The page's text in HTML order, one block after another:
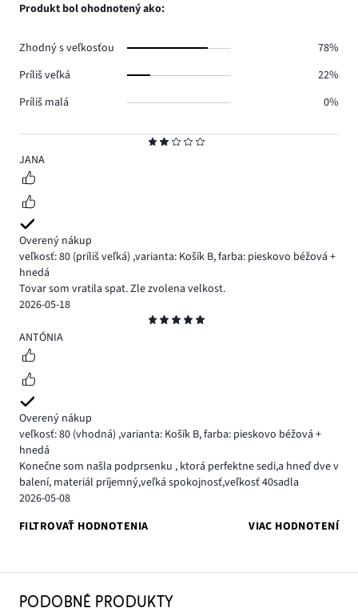
2
JANA
Overený nákup
veľkosť: 80 (príliš veľká) ,varianta: Košík B,farba: pieskovo béžová +
hnedá
Tovar som vratila spat. Zle zvolena velkost.
2026-05-18
5
ANTÓNIA
Overený nákup
veľkosť: 80 (vhodná) ,varianta: Košík B,farba: pieskovo béžová +
hnedá
Konečne som našla podprsenku , ktorá perfektne sedi,a hneď dve v
balení, materiál príjemný,veľká spokojnosť,veľkosť 40sadla
2026-05-08
FILTROVAŤ HODNOTENIA
VIAC HODNOTENÍ
Produkt bol ohodnotený ako:
Zhodný s veľkosťou
78%
Príliš veľká
22%
Príliš malá
0%
PODOBNÉ PRODUKTY